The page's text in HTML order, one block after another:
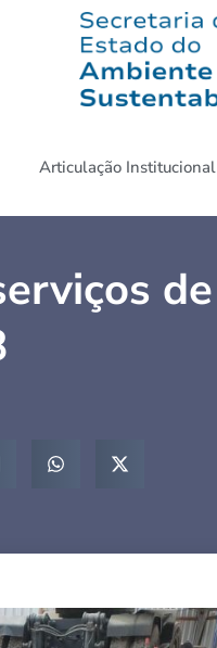
Articulação Institucional
de